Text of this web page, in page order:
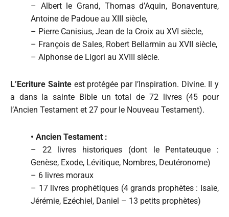
– Albert le Grand, Thomas d’Aquin, Bonaventure,
Antoine de Padoue au XIII siècle,
– Pierre Canisius, Jean de la Croix au XVI siècle,
– François de Sales, Robert Bellarmin au XVII siècle,
– Alphonse de Ligori au XVIII siècle.
L’Ecriture Sainteest protégée par l’Inspiration. Divine. Il y
a dans la sainte Bible un total de 72 livres (45 pour
l’Ancien Testament et 27 pour le Nouveau Testament).
• Ancien Testament :
– 22 livres historiques (dont le Pentateuque :
Genèse, Exode, Lévitique, Nombres, Deutéronome)
– 6 livres moraux
– 17 livres prophétiques (4 grands prophètes : Isaïe,
Jérémie, Ezéchiel, Daniel – 13 petits prophètes)